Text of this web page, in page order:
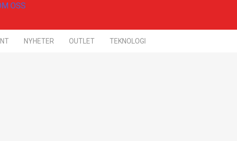
OSS
NYHETER OUTLET TEKNOLOGI